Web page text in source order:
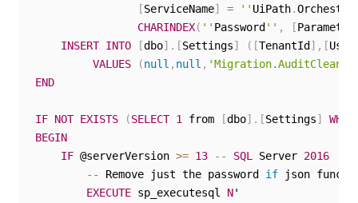
[ServiceName] = '' UiPath.
CHARINDEX( '' Password '' , [
INSERT INTO [dbo] . [Settings] ( [TenantId ] , [
VALUES
(null , null ,
END
IF NOT EXISTS (SELECT 1 from [dbo] . [Settings]
BEGIN
IF @serverVersion >= 13 -- SQL Server 2016
--
Remove just the password if json
EXECUTE sp_executesql N'